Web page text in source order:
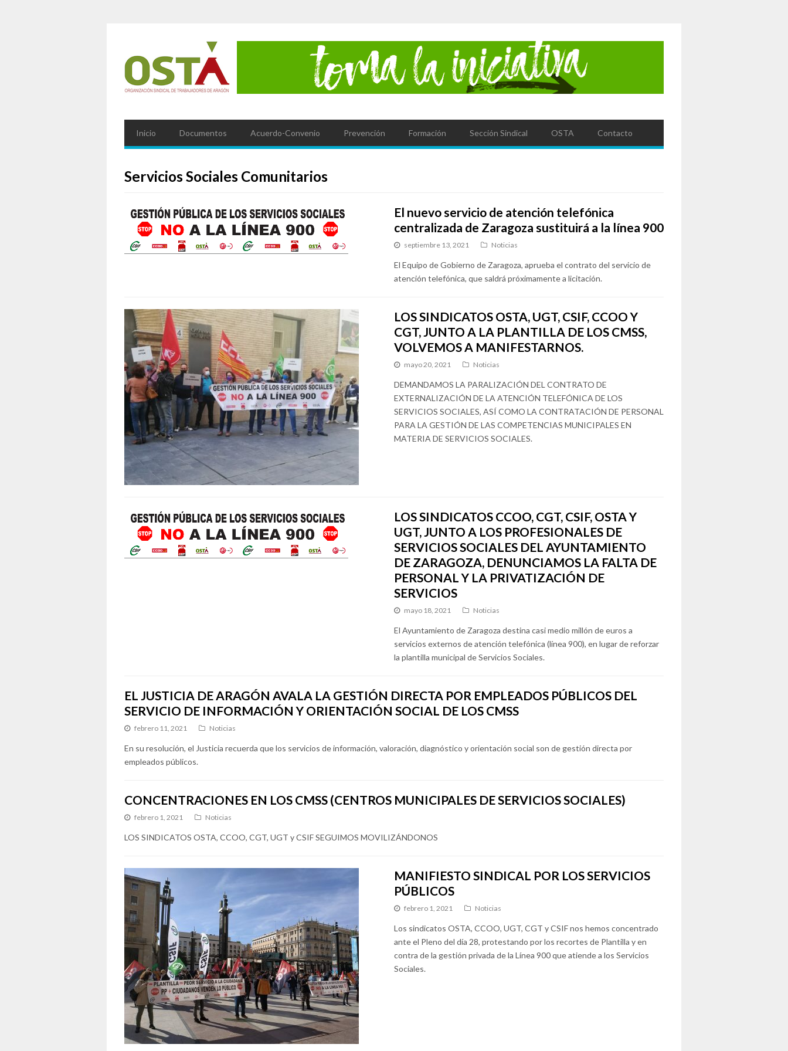
Inicio Documentos Acuerdo-Convenio Prevención Formación Sección Sindical OSTA Contacto
Servicios Sociales Comunitarios
El nuevo servicio de atención telefónica
centralizada de Zaragoza sustituirá a la línea 900
septiembre 13, 2021 Noticias
El Equipo de Gobierno de Zaragoza, aprueba el contrato del servicio de
atención telefónica, que saldrá próximamente a licitación.
LOS SINDICATOS OSTA, UGT, CSIF, CCOO Y
CGT, JUNTO A LA PLANTILLA DE LOS CMSS,
VOLVEMOS A MANIFESTARNOS.
mayo 20, 2021 Noticias
DEMANDAMOS LA PARALIZACIÓN DEL CONTRATO DE
EXTERNALIZACIÓN DE LA ATENCIÓN TELEFÓNICA DE LOS
SERVICIOS SOCIALES, ASÍ COMO LA CONTRATACIÓN DE PERSONAL
PARA LA GESTIÓN DE LAS COMPETENCIAS MUNICIPALES EN
MATERIA DE SERVICIOS SOCIALES.
LOS SINDICATOS CCOO, CGT, CSIF, OSTA Y
UGT, JUNTO A LOS PROFESIONALES DE
SERVICIOS SOCIALES DEL AYUNTAMIENTO
DE ZARAGOZA, DENUNCIAMOS LA FALTA DE
PERSONAL Y LA PRIVATIZACIÓN DE
SERVICIOS
mayo 18, 2021 Noticias
El Ayuntamiento de Zaragoza destina casi medio millón de euros a
servicios externos de atención telefónica (línea 900), en lugar de reforzar
la plantilla municipal de Servicios Sociales.
EL JUSTICIA DE ARAGÓN AVALA LA GESTIÓN DIRECTA POR EMPLEADOS PÚBLICOS DEL
SERVICIO DE INFORMACIÓN Y ORIENTACIÓN SOCIAL DE LOS CMSS
febrero 11, 2021 Noticias
En su resolución, el Justicia recuerda que los servicios de información, valoración, diagnóstico y orientación social son de gestión directa por
empleados públicos.
CONCENTRACIONES EN LOS CMSS (CENTROS MUNICIPALES DE SERVICIOS SOCIALES)
febrero 1, 2021 Noticias
LOS SINDICATOS OSTA, CCOO, CGT, UGT y CSIF SEGUIMOS MOVILIZÁNDONOS
MANIFIESTO SINDICAL POR LOS SERVICIOS
PÚBLICOS
febrero 1, 2021 Noticias
Los sindicatos OSTA, CCOO, UGT, CGT y CSIF nos hemos concentrado
ante el Pleno del día 28, protestando por los recortes de Plantilla y en
contra de la gestión privada de la Línea 900 que atiende a los Servicios
Sociales.